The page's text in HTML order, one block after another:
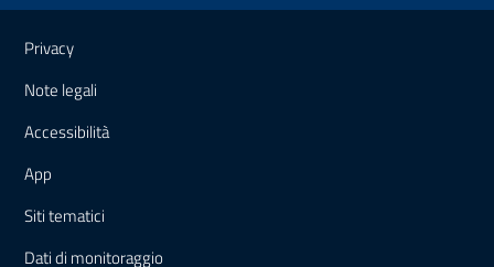
Link e informazioni utili
Privacy
Note legali
Accessibilità
App
Siti tematici
Dati di monitoraggio